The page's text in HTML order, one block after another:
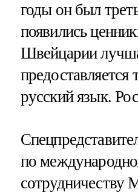
годы он был
появились
Швейцарии
предоставляется
русский язык.
по